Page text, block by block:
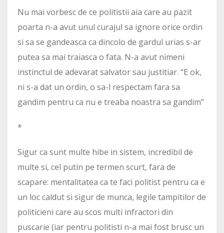
Nu mai vorbesc de ce politistii aia care au pazit
poarta n-a avut unul curajul sa ignore orice ordin
si sa se gandeasca ca dincolo de gardul urias s-ar
putea sa mai traiasca o fata. N-a avut nimeni
instinctul de adevarat salvator sau justitiar. “E ok,
ni s-a dat un ordin, o sa-l respectam fara sa
gandim pentru ca nu e treaba noastra sa gandim”
*
Sigur ca sunt multe hibe in sistem, incredibil de
multe si, cel putin pe termen scurt, fara de
scapare: mentalitatea ca te faci politist pentru ca e
un loc caldut si sigur de munca, legile tampitilor de
politicieni care au scos multi infractori din
puscarie (iar pentru politisti n-a mai fost brusc un